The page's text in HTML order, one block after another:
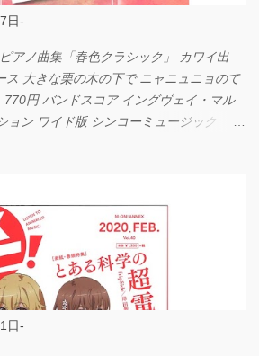
日-
アノ曲集「春色クラシック」 カワイ出
大きな栗の木の下で ニャニュニョのて
円 バンドスコア イングヴェイ・マル
ョン ワイド版 シンコーミュージック
日-